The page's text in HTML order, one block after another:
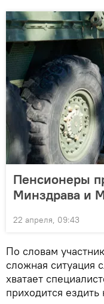
Пенсионеры
Минздрава и
22 апреля, 09:43
По словам
сложная ситуация
хватает
приходится ездить